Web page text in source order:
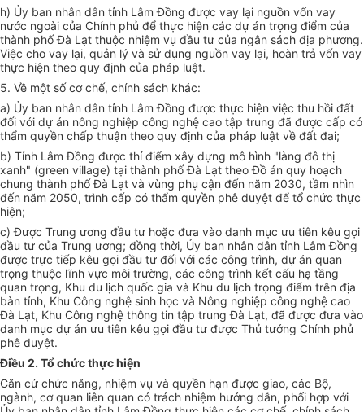
h) Ủy ban nhân dân tỉnh Lâm Đồng được vay lại nguồn vốn vay
nước ngoài của Chính phủ để thực hiện các dự án trọng điểm của
thành phố Đà Lạt thuộc nhiệm vụ đầu tư của ngân sách địa phương.
Việc cho vay lại, quản lý và sử dụng nguồn vay lại, hoàn trả vốn vay
thực hiện theo quy định của pháp luật.
5. Về một số cơ chế, chính sách khác:
a) Ủy ban nhân dân tỉnh Lâm Đồng được thực hiện việc thu hồi đất
đối với dự án nông nghiệp công nghệ cao tập trung đã được cấp có
thẩm quyền chấp thuận theo quy định của pháp luật về đất đai;
b) Tỉnh Lâm Đồng được thí điểm xây dựng mô hình "làng đô thị
xanh" (green village) tại thành phốĐà Lạt theo Đồ án quy hoạch
chung thành phốĐà Lạt và vùng phụ cận đến năm 2030, tầm nhìn
đến năm 2050, trình cấp có thẩm quyền phê duyệt để tổ chức thực
hiện;
c) Được Trung ương đầu tư hoặc đưa vào danh mục ưu tiên kêu gọi
đầu tư của Trung ương; đồng thời, Ủy ban nhân dân tỉnh Lâm Đồng
được trực tiếp kêu gọi đầu tư đối với các công trình, dự án quan
trọng thuộc lĩnh vực môi trường, các công trình kết cấu hạ tầng
quan trọng, Khu du lịch quốc gia và Khu du lịch trọng điểm trên địa
bàn tỉnh, Khu Công nghệ sinh học và Nông nghiệp công nghệ cao
Đà Lạt, Khu Công nghệ thông tin tập trung Đà Lạt, đã được đưa vào
danh mục dự án ưu tiên kêu gọi đầu tư được Thủ tướng Chính phủ
phê duyệt.
Điều 2. Tổ chức thực hiện
Căn cứ chức năng, nhiệm vụ và quyền hạn được giao, các Bộ,
ngành, cơ quan liên quan có trách nhiệm hướng dẫn, phối hợp với